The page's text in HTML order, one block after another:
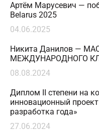
Артём Марусевич —
Belarus 2025
04.06.2025
Никита Данилов —
МЕЖДУНАРОДНОГО
08.08.2024
Диплом II степени на
инновационный
разработка года»
27.06.2024